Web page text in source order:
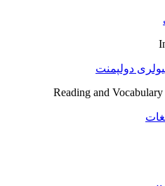
دولپمنت
Reading and